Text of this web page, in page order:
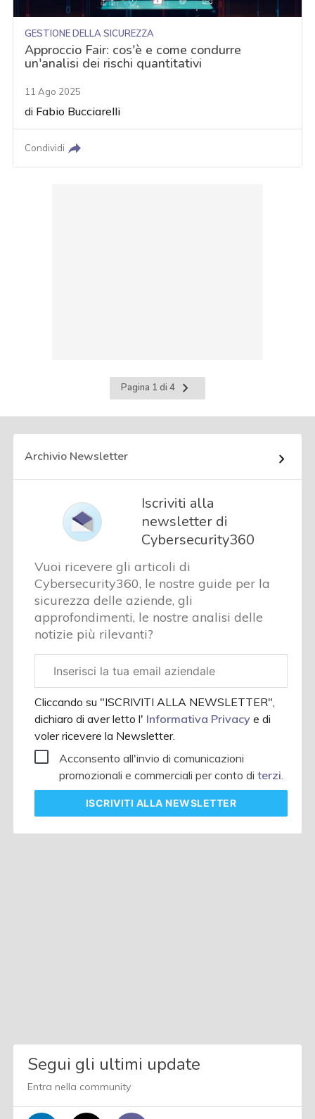
GESTIONE DELLA SICUREZZA
Approccio Fair: cos'è e come condurre
un'analisi dei rischi quantitativi
11 Ago 2025
di Fabio Bucciarelli
Condividi
Pagina 1 di 4
Pagina
successiva
Archivio Newsletter
Iscriviti alla
newsletter di
Cybersecurity360
Vuoi ricevere gli articoli di
Cybersecurity360, le nostre guide per la
sicurezza delle aziende, gli
approfondimenti, le nostre analisi delle
notizie più rilevanti?
aziendale
Cliccando su "ISCRIVITI ALLA NEWSLETTER",
dichiaro di aver letto l' Informativa Privacye di
voler ricevere la Newsletter.
Acconsento all'invio di comunicazioni
promozionali e commerciali per conto diterzi.
ISCRIVITI ALLA NEWSLETTER
Segui gli ultimi update
Entra nella community